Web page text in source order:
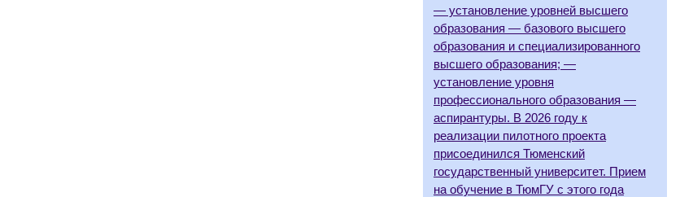
— установление уровней высшего
образования — базового высшего
образования и специализированного
высшего образования; —
установление уровня
профессионального образования —
аспирантуры. В 2026 году к
реализации пилотного проекта
присоединился Тюменский
государственный университет. Прием
на обучение в ТюмГУ с этого года